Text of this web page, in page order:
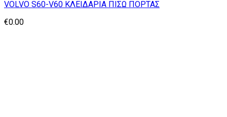
VOLVO S60-V60 ΚΛΕΙΔΑΡΙΑ ΠΙΣΩ ΠΟΡΤΑΣ
€0.00